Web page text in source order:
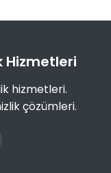
Hizmetleri
hizmetleri.
çözümleri.